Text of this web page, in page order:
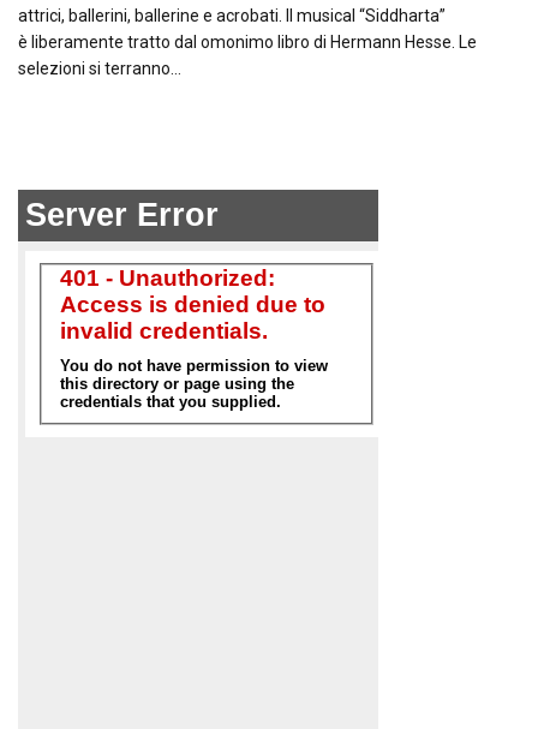
attrici, ballerini, ballerine e acrobati. Il musical “Siddharta”
è liberamente tratto dal omonimo libro di Hermann Hesse. Le
selezioni si terranno…